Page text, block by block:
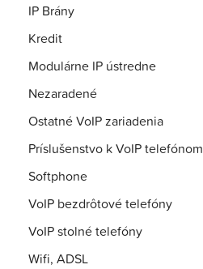
IP Brány
Kredit
Modulárne IP ústredne
Nezaradené
Ostatné VoIP zariadenia
Príslušenstvo k VoIP telefónom
Softphone
VoIP bezdrôtové telefóny
VoIP stolné telefóny
Wifi, ADSL